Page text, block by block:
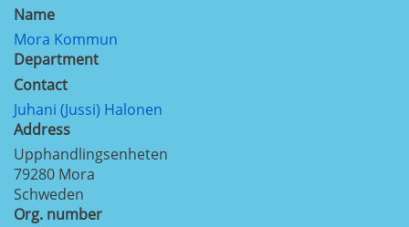
Name
Mora Kommun
Department
Contact
Juhani (Jussi) Halonen
Address
Upphandlingsenheten
79280 Mora
Schweden
Org. number